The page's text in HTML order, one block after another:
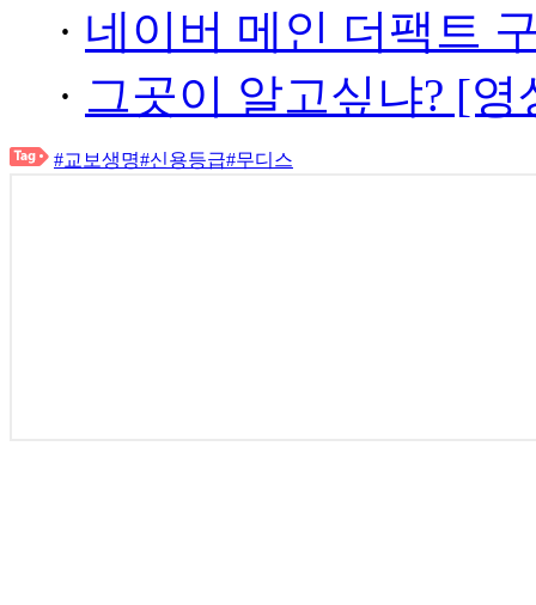
· 네이버 메인 더팩트
· 그곳이 알고싶냐? [
#교보생명#신용등급#무디스